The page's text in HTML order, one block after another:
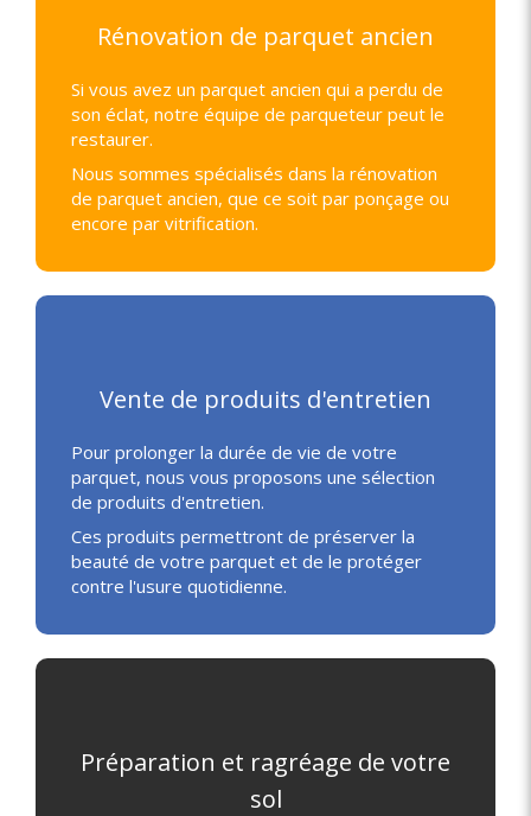
Rénovation de parquet ancien
Si vous avez un parquet ancien qui a perdu de
son éclat, notre équipe de parqueteur peut le
restaurer.
Nous sommes spécialisés dans la rénovation
de parquet ancien, que ce soit par ponçage ou
encore par vitrification.
Vente de produits d'entretien
Pour prolonger la durée de vie de votre
parquet, nous vous proposons une sélection
de produits d'entretien.
Ces produits permettront de préserver la
beauté de votre parquet et de le protéger
contre l'usure quotidienne.
Préparation et ragréage de votre
sol